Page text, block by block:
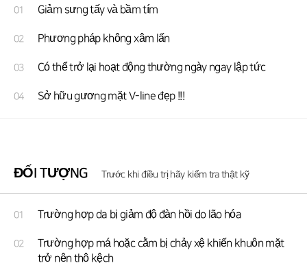
01 Giảm sưng tấy và bầm tím
02 Phương pháp không xâm lấn
03 Có thể trở lại hoạt động thường ngày ngay lập tức
04 Sở hữu gương mặt V-line đẹp !!!
ĐỐI TƯỢNG Trước khi điều trị hãy kiểm tra thật kỹ
01 Trường hợp da bị giảm độ đàn hồi do lão hóa
02
Trường hợp má hoặc cằm bị chảy xệ khiến khuôn mặt
trở nên thô kệch